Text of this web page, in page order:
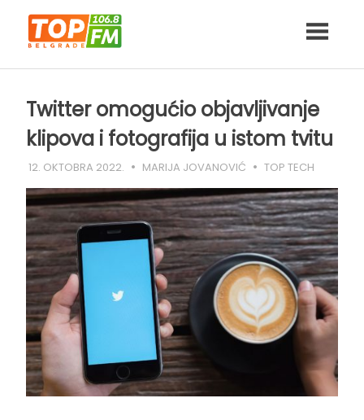
content
Twitter omogućio objavljivanje
klipova i fotografija u istom tvitu
12. OKTOBRA 2022. MARIJA JOVANOVIĆ TOP TECH